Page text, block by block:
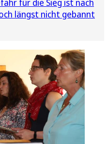
längst nicht gebannt